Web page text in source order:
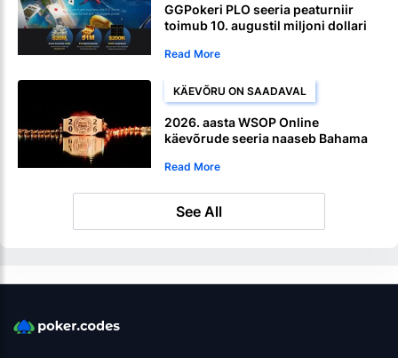
GGPokeri PLO seeria peaturniir
toimub 10. augustil miljoni dollari
Read More
KÄEVÕRU ON SAADAVAL
2026. aasta WSOP Online
käevõrude seeria naaseb Bahama
Read More
See All